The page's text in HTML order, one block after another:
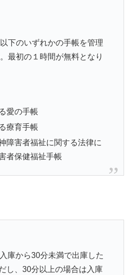
下のいずれかの手帳を管理
最初の１時間が無料となり
愛の手帳
療育手帳
障害者福祉に関する法律に
者保健福祉手帳
庫から30分未満で出庫した
し、30分以上の場合は入庫